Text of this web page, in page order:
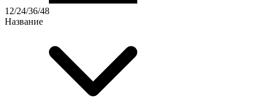
12/24/36/48
Название